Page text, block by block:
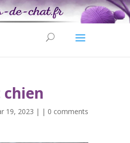
19, 2023 | | 0 comments